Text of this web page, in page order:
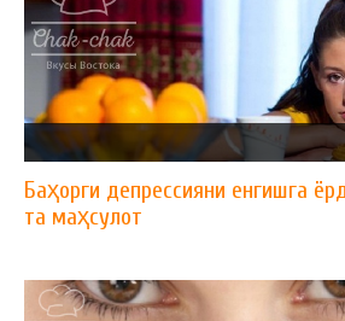
Баҳорги депрессияни енгишга
та маҳсулот